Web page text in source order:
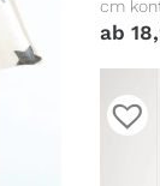
cm
ab